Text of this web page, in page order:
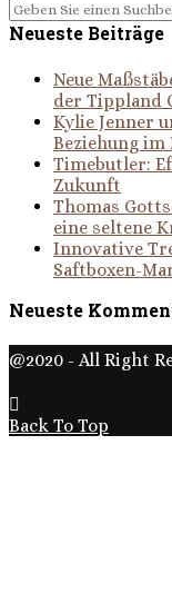
Neueste Beiträge
Neue
der Tippland
Kylie Jenner
Beziehung
Timebutler:
Zukunft
Thomas
eine seltene
Innovative
Saftboxen-
Neueste
@2020 - All Right
Back To Top